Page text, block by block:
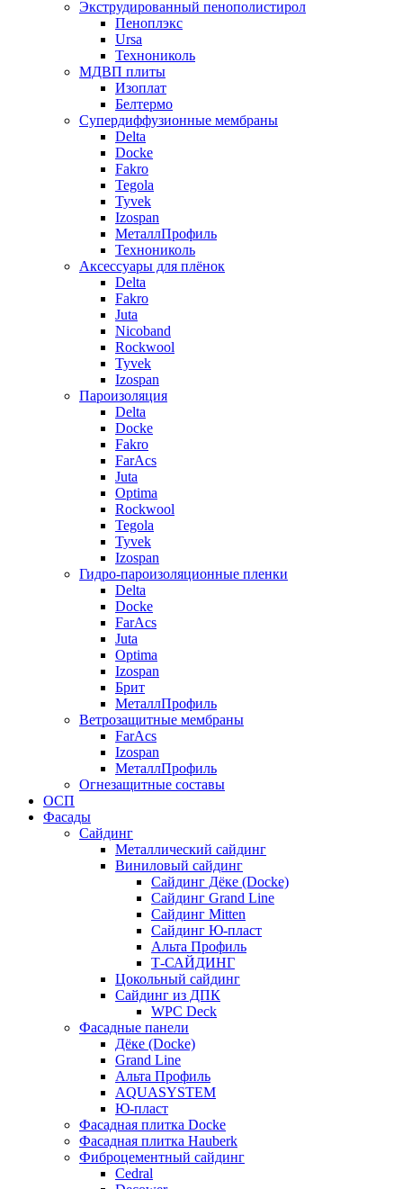
Экструдированный пенополистирол
Пеноплэкс
Ursa
Технониколь
МДВП плиты
Изоплат
Белтермо
Супердиффузионные мембраны
Delta
Docke
Fakro
Tegola
Tyvek
Izospan
МеталлПрофиль
Технониколь
Аксессуары для плёнок
Delta
Fakro
Juta
Nicoband
Rockwool
Tyvek
Izospan
Пароизоляция
Delta
Docke
Fakro
FarAcs
Juta
Optima
Rockwool
Tegola
Tyvek
Izospan
Гидро-пароизоляционные пленки
Delta
Docke
FarAcs
Juta
Optima
Izospan
Брит
МеталлПрофиль
Ветрозащитные мембраны
FarAcs
Izospan
МеталлПрофиль
Огнезащитные составы
ОСП
Фасады
Сайдинг
Металлический сайдинг
Виниловый сайдинг
Сайдинг Дёке (Docke)
Сайдинг Grand Line
Сайдинг Mitten
Сайдинг Ю-пласт
Альта Профиль
Т-САЙДИНГ
Цокольный сайдинг
Сайдинг из ДПК
WPC Deck
Фасадные панели
Дёке (Docke)
Grand Line
Альта Профиль
AQUASYSTEM
Ю-пласт
Фасадная плитка Docke
Фасадная плитка Hauberk
Фиброцементный сайдинг
Cedral